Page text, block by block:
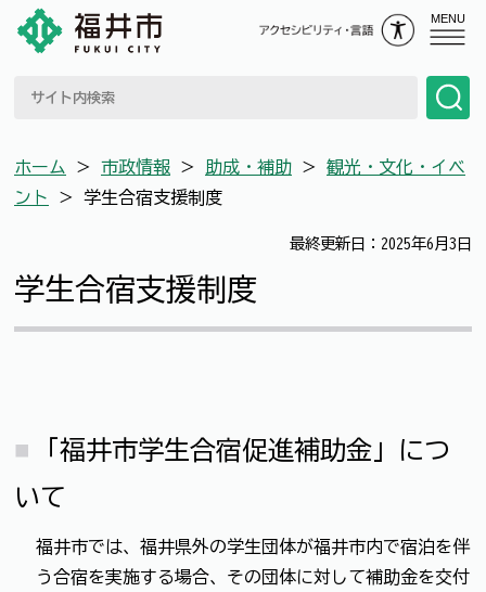
MENU
ホーム ＞ 市政情報 ＞ 助成・補助 ＞ 観光・文化・イベ
ント
＞ 学生合宿支援制度
最終更新日：2025年6月3日
学生合宿支援制度
「福井市学生合宿促進補助金」につ
いて
福井市では、福井県外の学生団体が福井市内で宿泊を伴
う合宿を実施する場合、その団体に対して補助金を交付